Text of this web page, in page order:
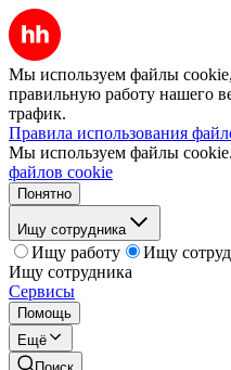
Мы используем файлы
правильную работу нашего
трафик.
Правила использования
Мы используем файлы cookie.
файлов cookie
Понятно
Ищу сотрудника
Ищу работу
Ищу
Ищу сотрудника
Сервисы
Помощь
Ещё